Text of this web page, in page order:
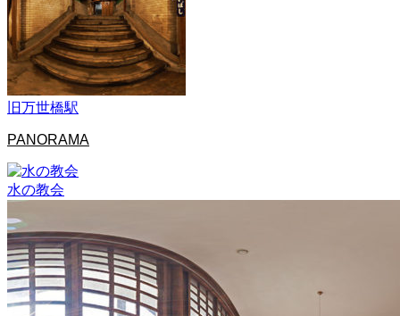
旧万世橋駅
PANORAMA
水の教会